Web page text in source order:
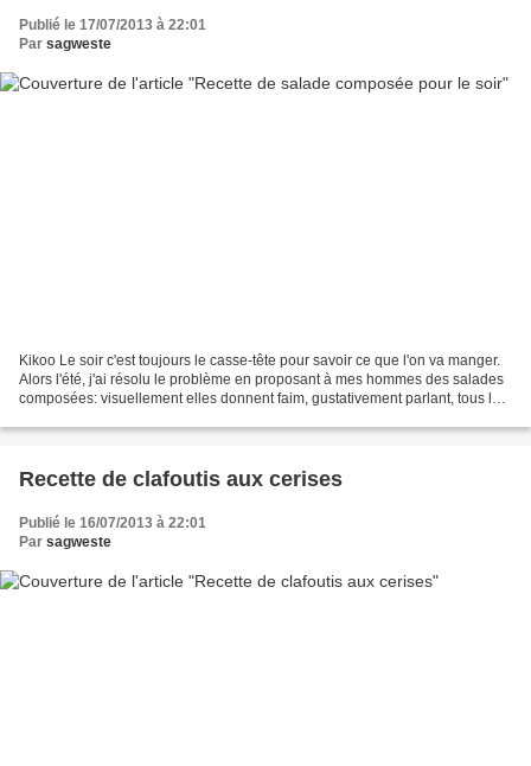
Publié le 17/07/2013 à 22:01
Par sagweste
Kikoo Le soir c'est toujours le casse-tête pour savoir ce que l'on va manger.
Alors l'été, j'ai résolu le problème en proposant à mes hommes des salades
composées: visuellement elles donnent faim, gustativement parlant, tous les
Recette de clafoutis aux cerises
Publié le 16/07/2013 à 22:01
Par sagweste